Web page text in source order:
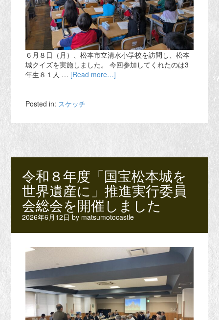
６月８日（月）、松本市立清水小学校を訪問し、松本
城クイズを実施しました。 今回参加してくれたのは3
年生８１人 … [Read more…]
Posted in: スケッチ
令和８年度「国宝松本城を
世界遺産に」推進実行委員
会総会を開催しました
2026年6月12日 by matsumotocastle